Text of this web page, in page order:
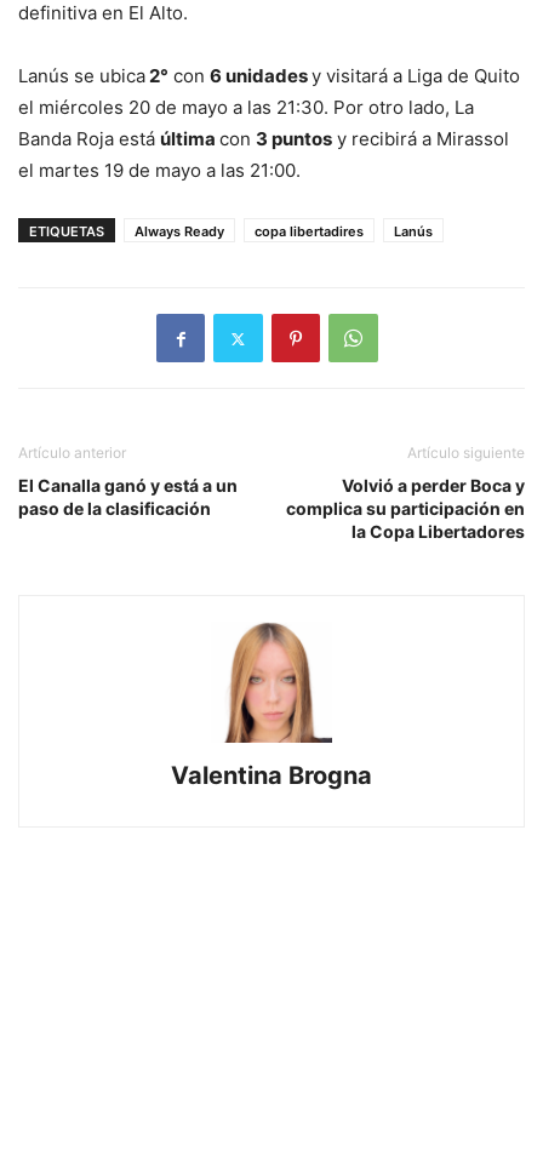
definitiva en El Alto.
Lanús se ubica2° con 6 unidadesy visitará a Liga de Quito
el miércoles 20 de mayo a las 21:30. Por otro lado, La
Banda Roja está última con 3 puntos y recibirá a Mirassol
el martes 19 de mayo a las 21:00.
ETIQUETAS Always Ready copa libertadires Lanús
Artículo anterior
El Canalla ganó y está a un
paso de la clasificación
Artículo siguiente
Volvió a perder Boca y
complica su participación en
la Copa Libertadores
Valentina Brogna